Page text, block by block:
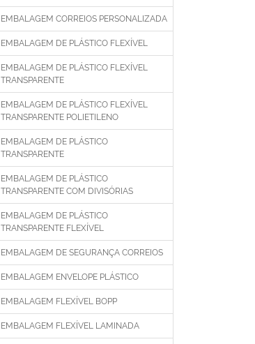
EMBALAGEM CORREIOS PERSONALIZADA
EMBALAGEM DE PLÁSTICO FLEXÍVEL
EMBALAGEM DE PLÁSTICO FLEXÍVEL
TRANSPARENTE
EMBALAGEM DE PLÁSTICO FLEXÍVEL
TRANSPARENTE POLIETILENO
EMBALAGEM DE PLÁSTICO
TRANSPARENTE
EMBALAGEM DE PLÁSTICO
TRANSPARENTE COM DIVISÓRIAS
EMBALAGEM DE PLÁSTICO
TRANSPARENTE FLEXÍVEL
EMBALAGEM DE SEGURANÇA CORREIOS
EMBALAGEM ENVELOPE PLÁSTICO
EMBALAGEM FLEXÍVEL BOPP
EMBALAGEM FLEXÍVEL LAMINADA